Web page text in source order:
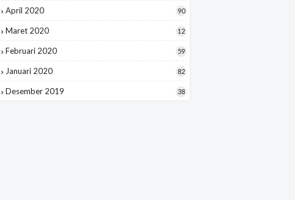
April 2020 90
Maret 2020 12
Februari 2020 59
Januari 2020 82
Desember 2019 38